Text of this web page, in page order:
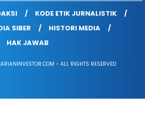
KODE ETIK JURNALISTIK
SIBER
HISTORI MEDIA
HAK JAWAB
- ALL RIGHTS RESERVED